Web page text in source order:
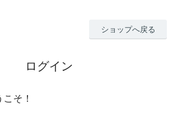
ショップへ戻る
ログイン
そ！